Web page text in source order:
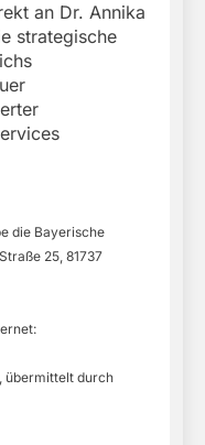
an Dr. Annika
strategische
die Bayerische
25, 81737
übermittelt durch